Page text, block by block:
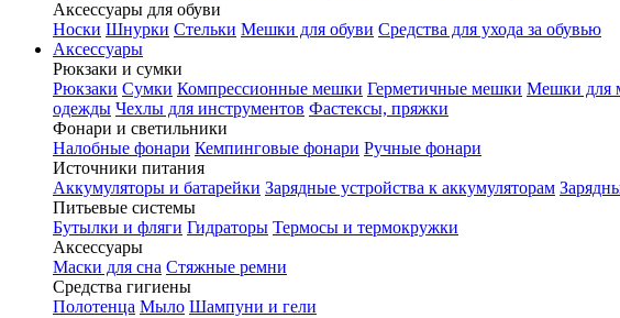
Аксессуары для обуви
Носки Шнурки Стельки Мешки для обуви Средства для ухода за обувью
Аксессуары
Рюкзаки и сумки
Рюкзаки Сумки Компрессионные мешки Герметичные мешки Мешки для
одежды Чехлы для инструментов Фастексы, пряжки
Фонари и светильники
Налобные фонари Кемпинговые фонари Ручные фонари
Источники питания
Аккумуляторы и батарейки Зарядные устройства к аккумуляторам
Питьевые системы
Бутылки и фляги Гидраторы Термосы и термокружки
Аксессуары
Маски для сна Стяжные ремни
Средства гигиены
Полотенца Мыло Шампуни и гели